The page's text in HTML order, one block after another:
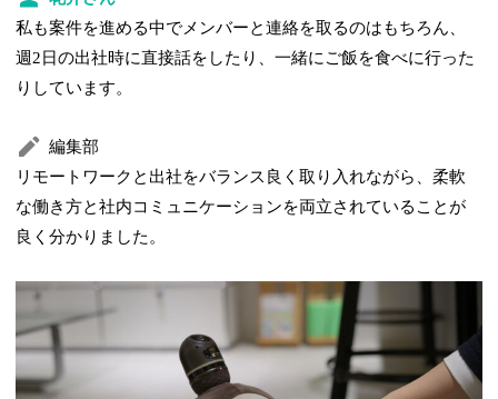
私も案件を進める中でメンバーと連絡を取るのはもちろん、
週2日の出社時に直接話をしたり、一緒にご飯を食べに行った
りしています。
編集部
リモートワークと出社をバランス良く取り入れながら、柔軟
な働き方と社内コミュニケーションを両立されていることが
良く分かりました。